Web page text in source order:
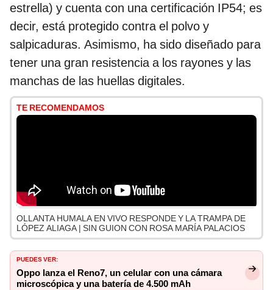
estrella) y cuenta con una certificación IP54; es
decir, está protegido contra el polvo y
salpicaduras. Asimismo, ha sido diseñado para
tener una gran resistencia a los rayones y las
manchas de las huellas digitales.
TE RECOMENDAMOS
OLLANTA HUMALA EN VIVO RESPONDE Y LA TRAMPA DE
LÓPEZ ALIAGA | SIN GUION CON ROSA MARÍA PALACIOS
PUEDES VER:
Oppo lanza el Reno7, un celular con una cámara
microscópica y una batería de 4.500 mAh